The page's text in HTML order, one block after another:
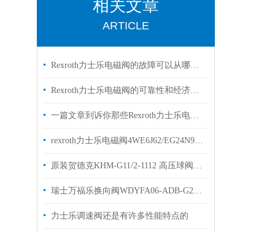
相关文章
ARTICLE
Rexroth力士乐电磁阀的故障可以从哪里进行排查
Rexroth力士乐电磁阀的可靠性和经济性解读
一篇文章到诉你那些Rexroth力士乐电磁阀常见的符号的是什么意思
rexroth力士乐电磁阀4WE6J62/EG24N9K4两位三通阀
原装贺德克KHM-G11/2-1112 高压球阀hydac型号齐全
瑞士万福乐换向阀WDYFA06-ADB-G24的工作原理
力士乐调速阀还是有许多性能特点的